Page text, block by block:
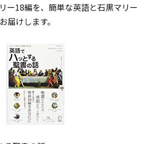
ー18編を、簡単な英語と石黒マリー
届けします。